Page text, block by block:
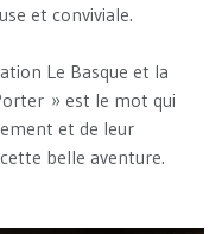
et conviviale.
Le Basque et la
» est le mot qui
et de leur
belle aventure.